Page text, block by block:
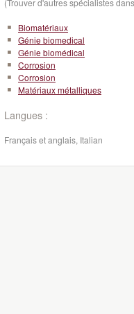
(Trouver d'autres spécialistes
Biomatériaux
Génie biomedical
Génie biomédical
Corrosion
Corrosion
Matériaux métalliques
Langues :
Français et anglais, Italian